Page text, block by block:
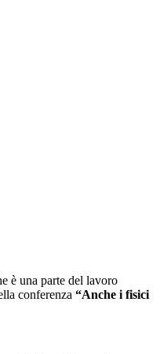
è una parte del lavoro
conferenza “Anche i fisici